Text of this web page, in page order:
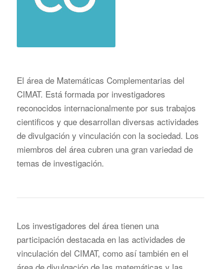
El área de Matemáticas Complementarias del
CIMAT. Está formada por investigadores
reconocidos internacionalmente por sus trabajos
cientificos y que desarrollan diversas actividades
de divulgación y vinculación con la sociedad. Los
miembros del área cubren una gran variedad de
temas de investigación.
Los investigadores del área tienen una
participación destacada en las actividades de
vinculación del CIMAT, como así también en el